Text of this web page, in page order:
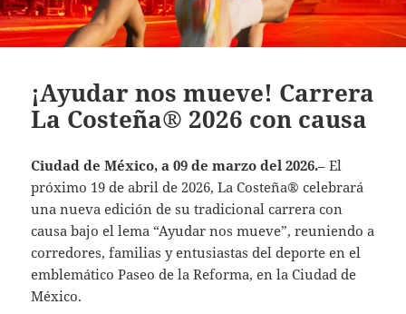
¡Ayudar nos mueve! Carrera
La Costeña® 2026 con causa
Ciudad de México, a09 de marzo del 2026.– El
próximo 19 de abril de 2026, La Costeña® celebrará
una nueva edición de su tradicional carrera con
causa bajo el lema “Ayudar nos mueve”, reuniendo a
corredores, familias y entusiastas del deporte en el
emblemático Paseo de la Reforma, en la Ciudad de
México.